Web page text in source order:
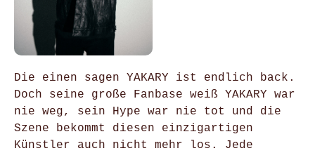
Die einen sagen YAKARY ist endlich back.
Doch seine große Fanbase weiß YAKARY war
nie weg, sein Hype war nie tot und die
Szene bekommt diesen einzigartigen
Künstler auch nicht mehr los. Jede